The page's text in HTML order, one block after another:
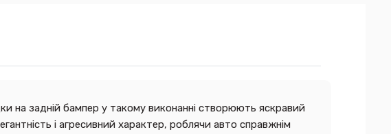
на задній бампер у такому виконанні створюють яскравий
і агресивний характер, роблячи авто справжнім